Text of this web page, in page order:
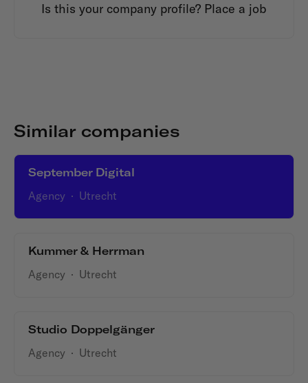
Is this your company profile? Place a job
Similar companies
September Digital
Agency · Utrecht
Kummer & Herrman
Agency · Utrecht
Studio Doppelgänger
Agency · Utrecht